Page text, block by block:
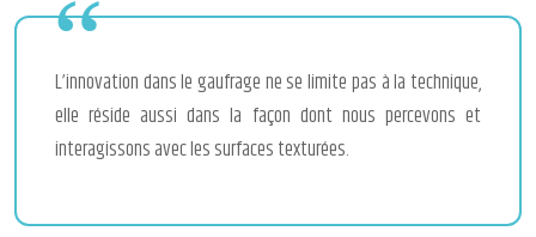
L’innovation dans le gaufrage ne se limite pas à la technique,
elle réside aussi dans la façon dont nous percevons et
interagissons avec les surfaces texturées.